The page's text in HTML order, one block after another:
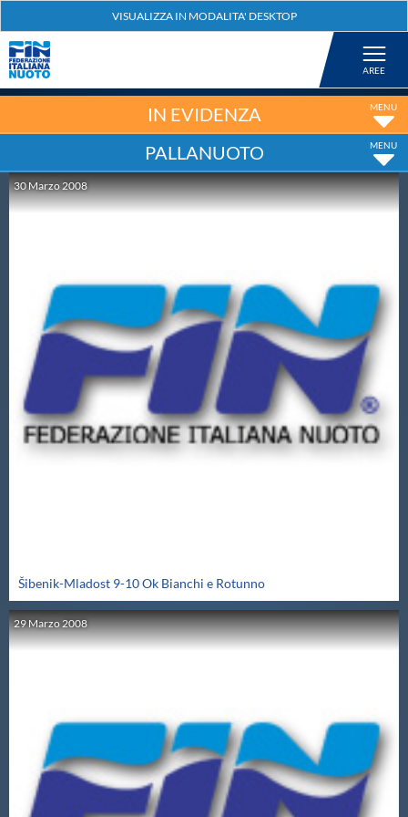
Nuoto
Tuffi
Fondo
Salvamento
Master
Scuole Nuoto
Centri Federali
Area Legislativa
IN EVIDENZA
PALLANUOTO
30Marzo2008
Šibenik-Mladost 9-10 Ok Bianchi e Rotunno
29Marzo2008